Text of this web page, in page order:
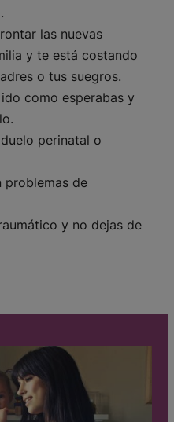
las nuevas
y te está costando
o tus suegros.
como esperabas y
perinatal o
problemas de
y no dejas de